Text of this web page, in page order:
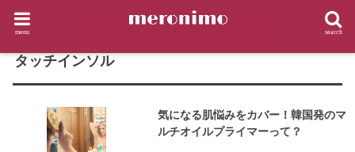
search
menu
HOME タグ : タッチインソル
タッチインソル
気になる肌悩みをカバー！韓国発のマ
ルチオイルプライマーって？